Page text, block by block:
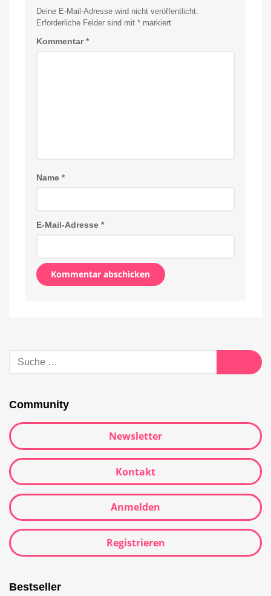
Deine E-Mail-Adresse wird nicht veröffentlicht.
Erforderliche Felder sind mit * markiert
Kommentar*
Name *
E-Mail-Adresse *
nach:
Suche
Community
Newsletter
Kontakt
Anmelden
Registrieren
Bestseller